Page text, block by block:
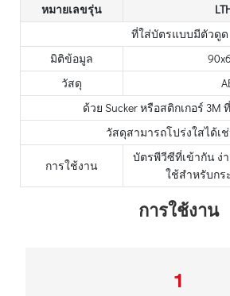
หมายเลขรุ่น
ที่ใส่บัตรแบบมีตัวดูด
มิติข้อมูล
วัสดุ
ด้วย Sucker หรือสติกเกอร์ 3M
วัสดุสามารถโปร่งใสได้เ
การใช้งาน
บัตรพีวีซีที่เข้ากัน ง่
ใช้สำหรับกร
การใช้งาน
1